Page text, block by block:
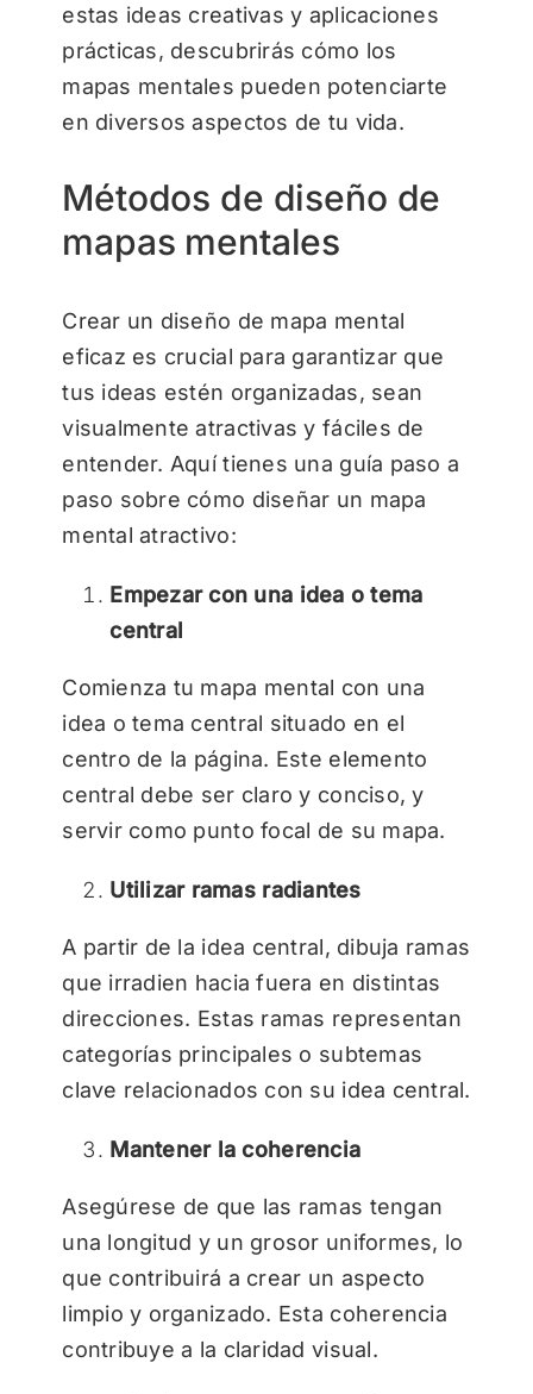
estas ideas creativas y aplicaciones
prácticas, descubrirás cómo los
mapas mentales pueden potenciarte
en diversos aspectos de tu vida.
Métodos de diseño de
mapas mentales
Crear un diseño de mapa mental
eficaz es crucial para garantizar que
tus ideas estén organizadas, sean
visualmente atractivas y fáciles de
entender. Aquí tienes una guía paso a
paso sobre cómo diseñar un mapa
mental atractivo:
Empezar con una idea o tema
central
Comienza tu mapa mental con una
idea o tema central situado en el
centro de la página. Este elemento
central debe ser claro y conciso, y
servir como punto focal de su mapa.
Utilizar ramas radiantes
A partir de la idea central, dibuja ramas
que irradien hacia fuera en distintas
direcciones. Estas ramas representan
categorías principales o subtemas
clave relacionados con su idea central.
Mantener la coherencia
Asegúrese de que las ramas tengan
una longitud y un grosor uniformes, lo
que contribuirá a crear un aspecto
limpio y organizado. Esta coherencia
contribuye a la claridad visual.